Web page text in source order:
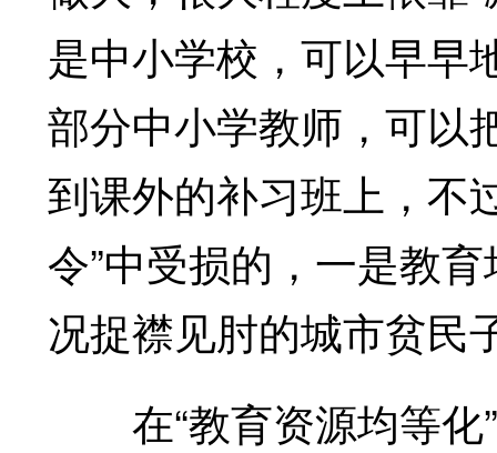
是中小学校，可以早早
部分中小学教师，可以
到课外的补习班上，不
令”中受损的，一是教
况捉襟见肘的城市贫民
在“教育资源均等化”